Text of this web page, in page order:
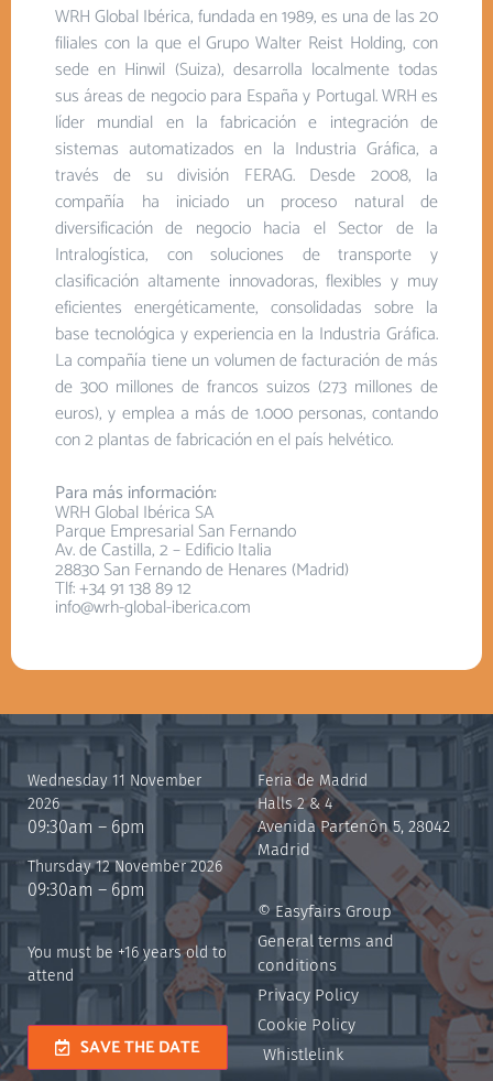
WRH Global Ibérica, fundada en 1989, es una de las 20
filiales con la que el Grupo Walter Reist Holding, con
sede en Hinwil (Suiza), desarrolla localmente todas
sus áreas de negocio para España y Portugal. WRH es
líder mundial en la fabricación e integración de
sistemas automatizados en la Industria Gráfica, a
través de su división FERAG. Desde 2008, la
compañía ha iniciado un proceso natural de
diversificación de negocio hacia el Sector de la
Intralogística, con soluciones de transporte y
clasificación altamente innovadoras, flexibles y muy
eficientes energéticamente, consolidadas sobre la
base tecnológica y experiencia en la Industria Gráfica.
La compañía tiene un volumen de facturación de más
de 300 millones de francos suizos (273 millones de
euros), y emplea a más de 1.000 personas, contando
con 2 plantas de fabricación en el país helvético.
Para más información:
WRH Global Ibérica SA
Parque Empresarial San Fernando
Av. de Castilla, 2 – Edificio Italia
28830 San Fernando de Henares (Madrid)
Tlf: +34 91 138 89 12
info@wrh-global-iberica.com
Wednesday 11 November
2026
09:30am – 6pm
Thursday 12 November 2026
09:30am – 6pm
You must be +16 years old to
attend
SAVE THE DATE
Feria de Madrid
Halls 2 & 4
Avenida Partenón 5, 28042
Madrid
© Easyfairs Group
General terms and
conditions
Privacy Policy
Cookie Policy
Whistlelink